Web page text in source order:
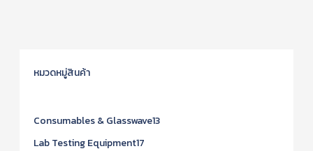
หมวดหมู่สินค้า
Consumables & Glasswave13
Lab Testing Equipment17